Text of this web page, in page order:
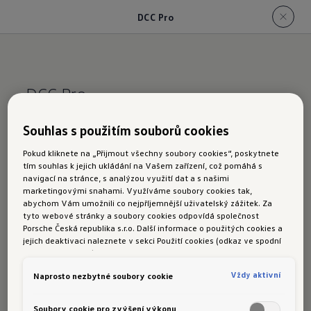
DCC Pro
DCC Pro
Jízda přesně
podle vaší
aktuální potřeby
Nezáleží na tom, zda jezdíte rádi sportovním
způsobem nebo preferujete komfortní způsob
Souhlas s použitím souborů cookies
Pokud kliknete na „Přijmout všechny soubory cookies“, poskytnete
tím souhlas k jejich ukládání na Vašem zařízení, což pomáhá s
navigací na stránce, s analýzou využití dat a s našimi
marketingovými snahami. Využíváme soubory cookies tak,
abychom Vám umožnili co nejpříjemnější uživatelský zážitek. Za
tyto webové stránky a soubory cookies odpovídá společnost
Porsche Česká republika s.r.o. Další informace o použitých cookies a
jejich deaktivaci naleznete v sekci Použití cookies (odkaz ve spodní
části této stránky).
Naprosto nezbytné soubory cookie Vždy aktivní
Soubory cookie pro zvýšení výkonu